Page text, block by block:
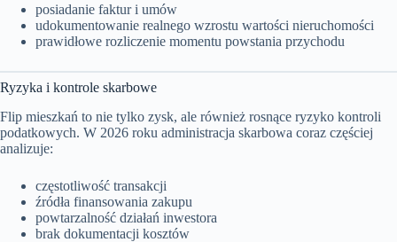
posiadanie faktur i umów
udokumentowanie realnego wzrostu wartości nieruchomości
prawidłowe rozliczenie momentu powstania przychodu
Ryzyka i kontrole skarbowe
Flip mieszkań to nie tylko zysk, ale również rosnące ryzyko kontroli
podatkowych. W 2026 roku administracja skarbowa coraz częściej
analizuje:
częstotliwość transakcji
źródła finansowania zakupu
powtarzalność działań inwestora
brak dokumentacji kosztów